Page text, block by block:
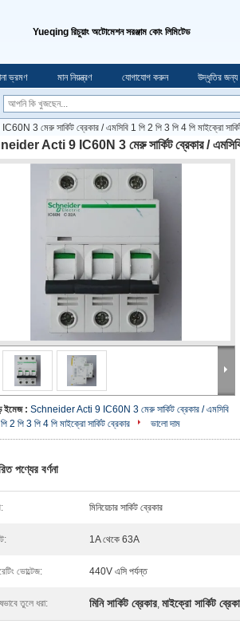
Yueqing রিচুয়াং অটোমেশন সরঞ্জাম কোং লিমিটেড
ভ্রমণ মান নিয়ন্ত্রণ যোগাযোগ করুন উদ্ধৃতির
3 মেরু সার্কিট ব্রেকার / এমসিবি 1 পি 2 পি 3 পি 4 পি মাইক্রো
Acti 9 IC60N 3 মেরু সার্কিট ব্রেকার / এমসিবি
ইমেজ : Schneider Acti 9 IC60N 3 মেরু সার্কিট ব্রেকার / এমসিবি
2 পি 3 পি 4 পি মাইক্রো সার্কিট ব্রেকার
ভালো দাম
পণ্যের বর্ণনা
মিনিয়েচার সার্কিট ব্রেকার
1A থেকে 63A
ভোল্টেজ: 440V এসি পর্যন্ত
তুলে ধরা: মিনি সার্কিট ব্রেকার, মাইক্রো সার্কিট